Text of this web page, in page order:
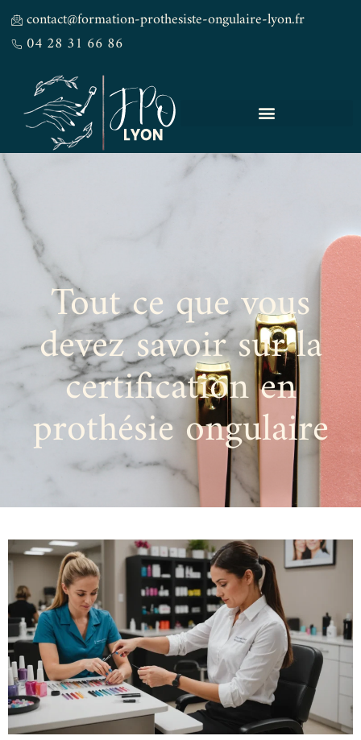
contact@formation-prothesiste-ongulaire-lyon.fr
04 28 31 66 86
Tout ce que vous
devez savoir sur la
certification en
prothésie ongulaire